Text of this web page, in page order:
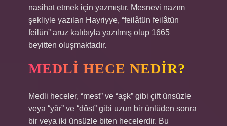
nasihat etmek için yazmıştır. Mesnevi nazım
şekliyle yazılan Hayriyye, “feilâtün feilâtün
feilün” aruz kalıbıyla yazılmış olup 1665
beyitten oluşmaktadır.
MEDLI HECE NEDIR?
Medli heceler, “mest” ve “aşk” gibi çift ünsüzle
veya “yâr” ve “dôst” gibi uzun bir ünlüden sonra
bir veya iki ünsüzle biten hecelerdir. Bu